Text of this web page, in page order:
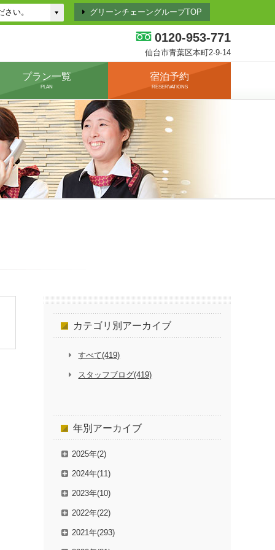
グリーンチェーングループTOP
0120-953-771
仙台市青葉区本町2-9-14
プラン一覧
PLAN
宿泊予約
RESERVATIONS
カテゴリ別アーカイブ
すべて(419)
スタッフブログ(419)
年別アーカイブ
2025年(2)
2024年(11)
2023年(10)
2022年(22)
2021年(293)